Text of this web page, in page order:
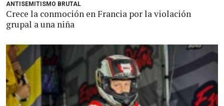
ANTISEMITISMO BRUTAL
Crece la conmoción en Francia por la violación
grupal a una niña